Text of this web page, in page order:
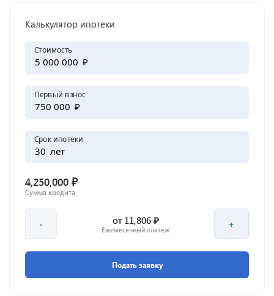
Калькулятор ипотеки
Стоимость
₽
Первый взнос
₽
Срок ипотеки
лет
4,250,000 ₽
Сумма кредита
- от 11,806 ₽
Ежемесячный платеж +
Подать заявку